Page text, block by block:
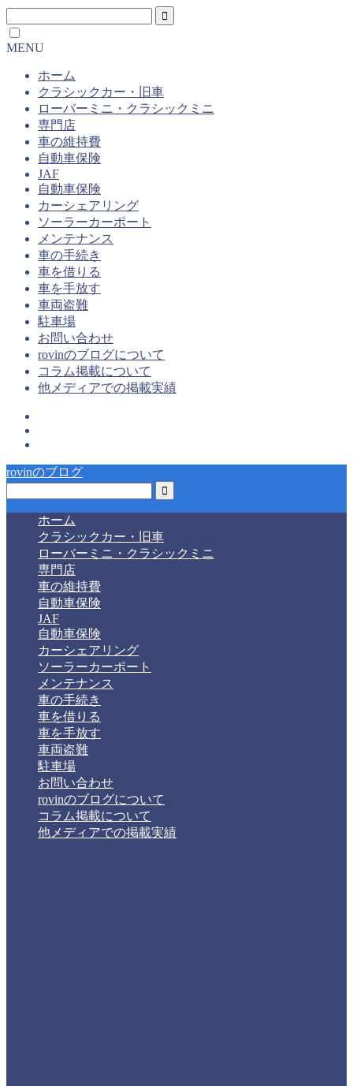
MENU
ホーム
クラシックカー・旧車
ローバーミニ・クラシックミニ
専門店
車の維持費
自動車保険
JAF
自動車保険
カーシェアリング
ソーラーカーポート
メンテナンス
車の手続き
車を借りる
車を手放す
車両盗難
駐車場
お問い合わせ
rovinのブログについて
コラム掲載について
他メディアでの掲載実績
rovinのブログ
ホーム
クラシックカー・旧車
ローバーミニ・クラシックミニ
専門店
車の維持費
自動車保険
JAF
自動車保険
カーシェアリング
ソーラーカーポート
メンテナンス
車の手続き
車を借りる
車を手放す
車両盗難
駐車場
お問い合わせ
rovinのブログについて
コラム掲載について
他メディアでの掲載実績